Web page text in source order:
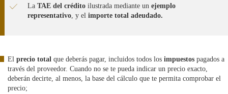
La TAE del crédito ilustrada mediante un ejemplo
representativo, y el importe total adeudado.
El precio total que deberás pagar, incluidos todos los impuestos pagados a
través del proveedor. Cuando no se te pueda indicar un precio exacto,
deberán decirte, al menos, la base del cálculo que te permita comprobar el
precio;